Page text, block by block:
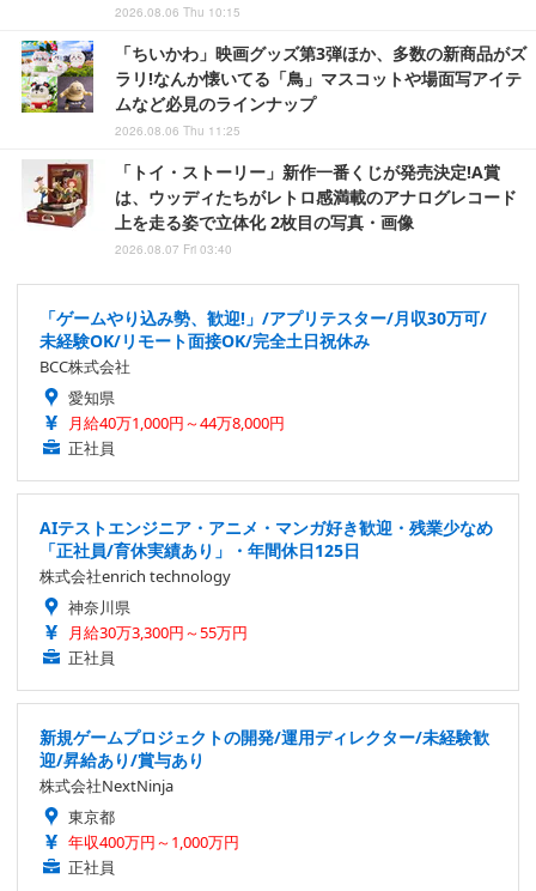
2026.08.06 Thu 10:15
「ちいかわ」映画グッズ第3弾ほか、多数の新商品がズ
ラリ!なんか懐いてる「鳥」マスコットや場面写アイテ
ムなど必見のラインナップ
2026.08.06 Thu 11:25
「トイ・ストーリー」新作一番くじが発売決定!A賞
は、ウッディたちがレトロ感満載のアナログレコード
上を走る姿で立体化 2枚目の写真・画像
2026.08.07 Fri 03:40
「ゲームやり込み勢、歓迎!」/アプリテスター/月収30万可/
未経験OK/リモート面接OK/完全土日祝休み
BCC株式会社
愛知県
月給40万1,000円～44万8,000円
正社員
AIテストエンジニア・アニメ・マンガ好き歓迎・残業少なめ
「正社員/育休実績あり」・年間休日125日
株式会社enrich technology
神奈川県
月給30万3,300円～55万円
正社員
新規ゲームプロジェクトの開発/運用ディレクター/未経験歓
迎/昇給あり/賞与あり
株式会社NextNinja
東京都
年収400万円～1,000万円
正社員